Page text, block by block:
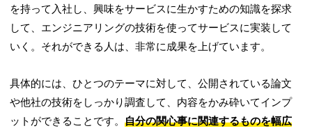
を持って入社し、興味をサービスに生かすための知識を探求
して、エンジニアリングの技術を使ってサービスに実装して
いく。それができる人は、非常に成果を上げています。
具体的には、ひとつのテーマに対して、公開されている論文
や他社の技術をしっかり調査して、内容をかみ砕いてインプ
ットができることです。自分の関心事に関連するものを幅広